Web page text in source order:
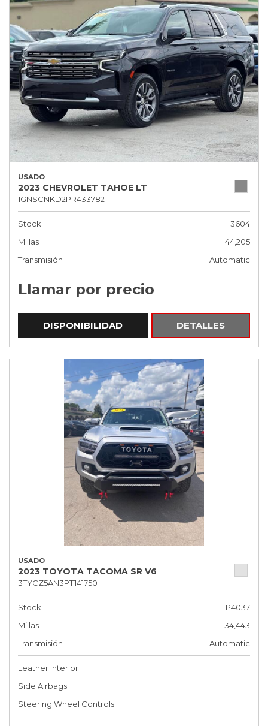
USADO
2023 CHEVROLET TAHOE LT
1GNSCNKD2PR433782
Stock
3604
Millas
44,205
Transmisión
Automatic
Llamar por precio
DISPONIBILIDAD DETALLES
USADO
2023 TOYOTA TACOMA SR V6
3TYCZ5AN3PT141750
Stock
P4037
Millas
34,443
Transmisión
Automatic
Leather Interior
Side Airbags
Steering Wheel Controls